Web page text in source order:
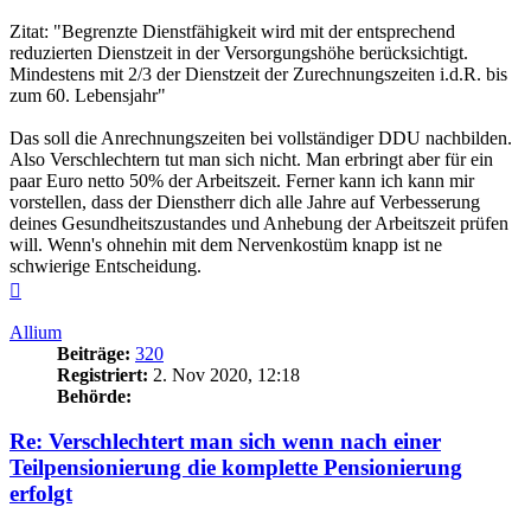
Zitat: "Begrenzte Dienstfähigkeit wird mit der entsprechend
reduzierten Dienstzeit in der Versorgungshöhe berücksichtigt.
Mindestens mit 2/3 der Dienstzeit der Zurechnungszeiten i.d.R. bis
zum 60. Lebensjahr"
Das soll die Anrechnungszeiten bei vollständiger DDU nachbilden.
Also Verschlechtern tut man sich nicht. Man erbringt aber für ein
paar Euro netto 50% der Arbeitszeit. Ferner kann ich kann mir
vorstellen, dass der Dienstherr dich alle Jahre auf Verbesserung
deines Gesundheitszustandes und Anhebung der Arbeitszeit prüfen
will. Wenn's ohnehin mit dem Nervenkostüm knapp ist ne
schwierige Entscheidung.
Allium
Beiträge: 320
Registriert: 2. Nov 2020, 12:18
Behörde:
Re: Verschlechtert man sich wenn nach einer
Teilpensionierung die komplette Pensionierung
erfolgt